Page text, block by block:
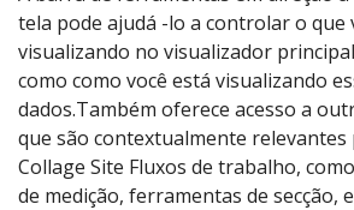
tela pode ajudá -lo a controlar o que
visualizando no visualizador
como como você está visualizando
dados.Também oferece acesso a
que são contextualmente relevantes
Collage Site Fluxos de trabalho,
de medição, ferramentas de secção,